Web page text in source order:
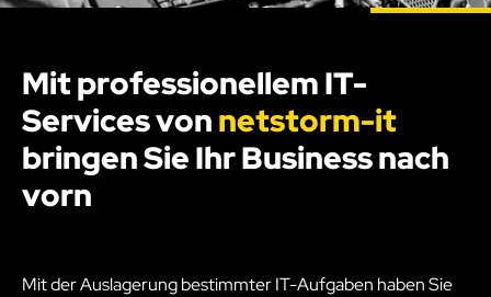
Mit professionellem IT-
Services vonnetstorm-it
bringen Sie Ihr Business nach
vorn
Mit der Auslagerung bestimmter IT-Aufgaben haben Sie